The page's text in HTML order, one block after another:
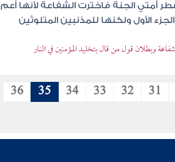
أمتي الجنة فاخترت الشفاعة لأنها أعم
الأول ولكنها للمذنبين المتلوثين
وبطلان قول من قال بتخليد المؤمنين في النار
31
32
33
34
35
36